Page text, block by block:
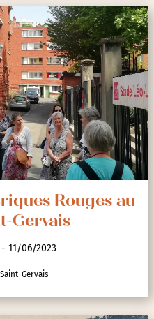
Rouges au
Gervais
11/06/2023
Gervais